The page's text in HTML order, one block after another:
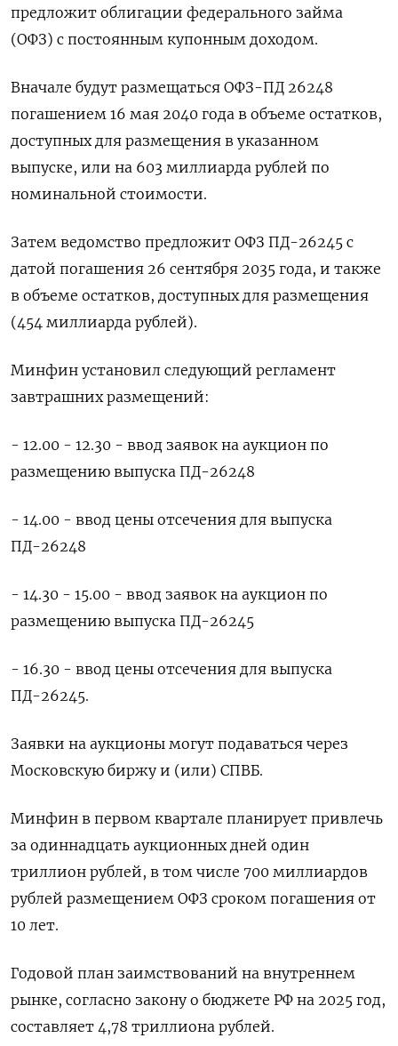
предложит облигации федерального займа
(ОФЗ) с постоянным купонным доходом.
Вначале будут размещаться ОФЗ-ПД 26248
погашением 16 мая 2040 года в объеме остатков,
доступных для размещения в указанном
выпуске, или на 603 миллиарда рублей по
номинальной стоимости.
Затем ведомство предложит ОФЗ ПД-26245 с
датой погашения 26 сентября 2035 года, и также
в объеме остатков, доступных для размещения
(454 миллиарда рублей).
Минфин установил следующий регламент
завтрашних размещений:
- 12.00 - 12.30 - ввод заявок на аукцион по
размещению выпуска ПД-26248
- 14.00 - ввод цены отсечения для выпуска
ПД-26248
- 14.30 - 15.00 - ввод заявок на аукцион по
размещению выпуска ПД-26245
- 16.30 - ввод цены отсечения для выпуска
ПД-26245.
Заявки на аукционы могут подаваться через
Московскую биржу и (или) СПВБ.
Минфин в первом квартале планирует привлечь
за одиннадцать аукционных дней один
триллион рублей, в том числе 700 миллиардов
рублей размещением ОФЗ сроком погашения от
10 лет.
Годовой план заимствований на внутреннем
рынке, согласно закону о бюджете РФ на 2025 год,
составляет 4,78 триллиона рублей.